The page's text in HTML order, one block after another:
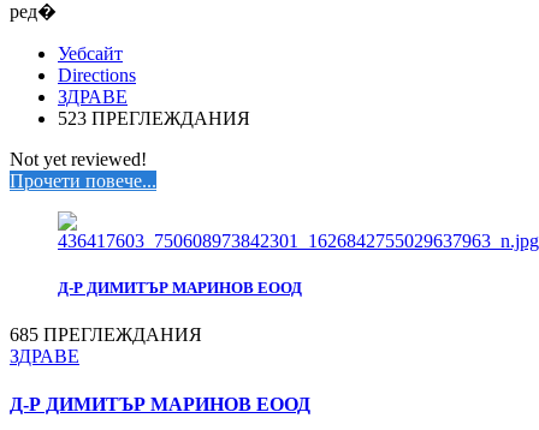
ред�
Уебсайт
Directions
ЗДРАВЕ
523 ПРЕГЛЕЖДАНИЯ
Not yet reviewed!
Прочети повече...
Д-Р ДИМИТЪР МАРИНОВ ЕООД
685 ПРЕГЛЕЖДАНИЯ
ЗДРАВЕ
Д-Р ДИМИТЪР МАРИНОВ ЕООД